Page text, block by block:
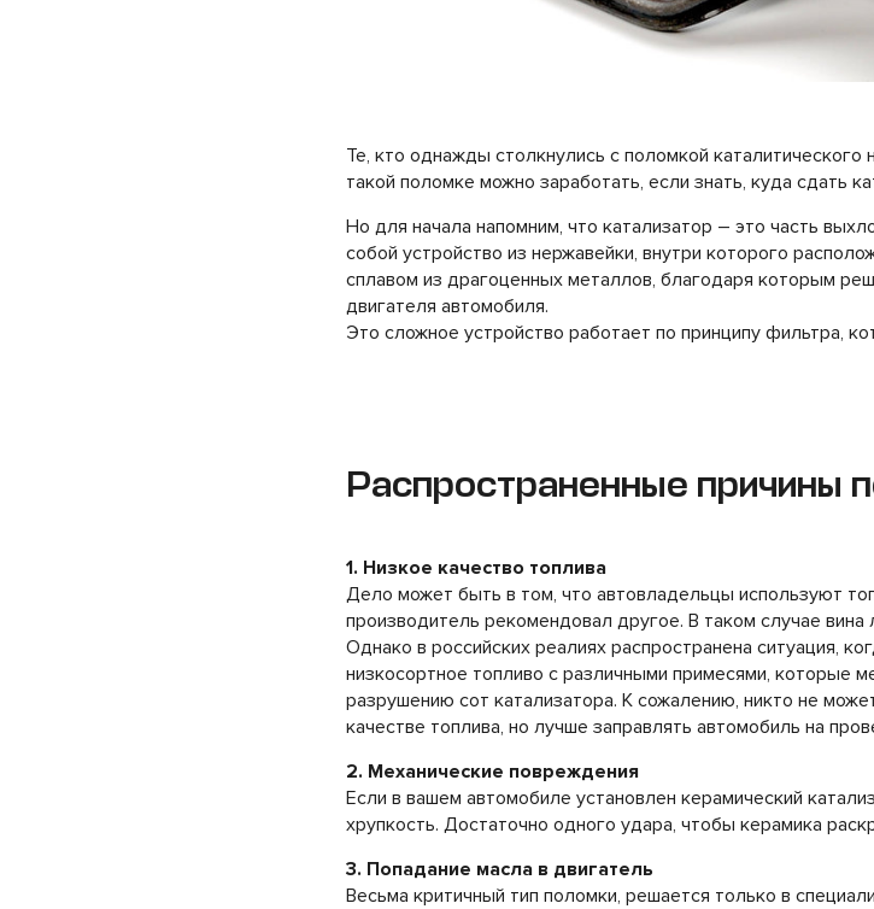
Те, кто однажды столкнулись с поломкой каталитического
такой поломке можно заработать, если знать, куда сдать
Но для начала напомним, что катализатор – это часть
собой устройство из нержавейки, внутри которого
сплавом из драгоценных металлов, благодаря которым
двигателя автомобиля.
Это сложное устройство работает по принципу фильтра,
Распространенные причины
1. Низкое качество топлива
Дело может быть в том, что автовладельцы используют
производитель рекомендовал другое. В таком случае вина
Однако в российских реалиях распространена ситуация,
низкосортное топливо с различными примесями, которые
разрушению сот катализатора. К сожалению, никто не
качестве топлива, но лучше заправлять автомобиль на
2. Механические повреждения
Если в вашем автомобиле установлен керамический
хрупкость. Достаточно одного удара, чтобы керамика
3. Попадание масла в двигатель
Весьма критичный тип поломки, решается только в